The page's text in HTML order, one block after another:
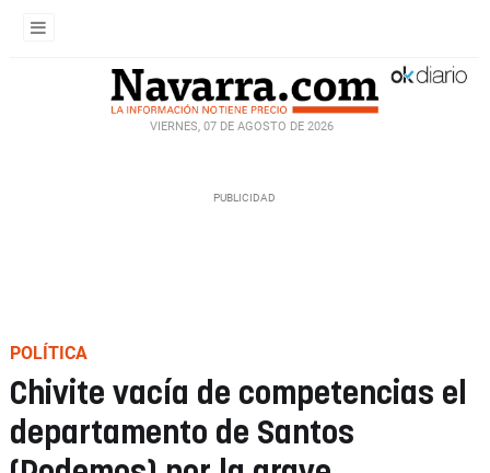
VIERNES, 07 DE AGOSTO DE 2026
POLÍTICA
Chivite vacía de competencias el
departamento de Santos